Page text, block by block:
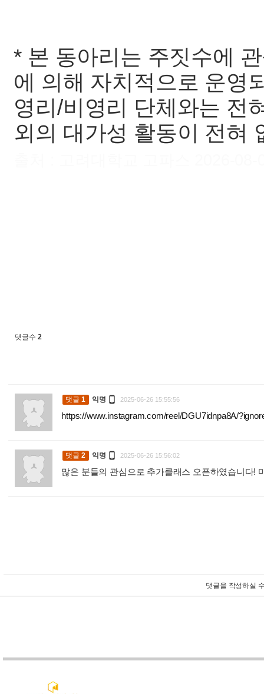
* 본 동아리는 주짓수에
에 의해 자치적으로 운영
영리/비영리 단체와는 전
외의 대가성 활동이 전혀
댓글수 2
댓글 1 익명  2025-06-26 15:55:56
https://www.instagram.com/reel/DGU7idnpa8A/
댓글 2 익명  2025-06-26 15:56:02
많은 분들의 관심으로 추가클래스 오픈하였습니다!
댓글을 작성하실